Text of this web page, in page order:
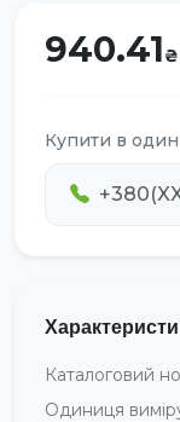
940.41
Купити в один
Каталоговий
Одиниця